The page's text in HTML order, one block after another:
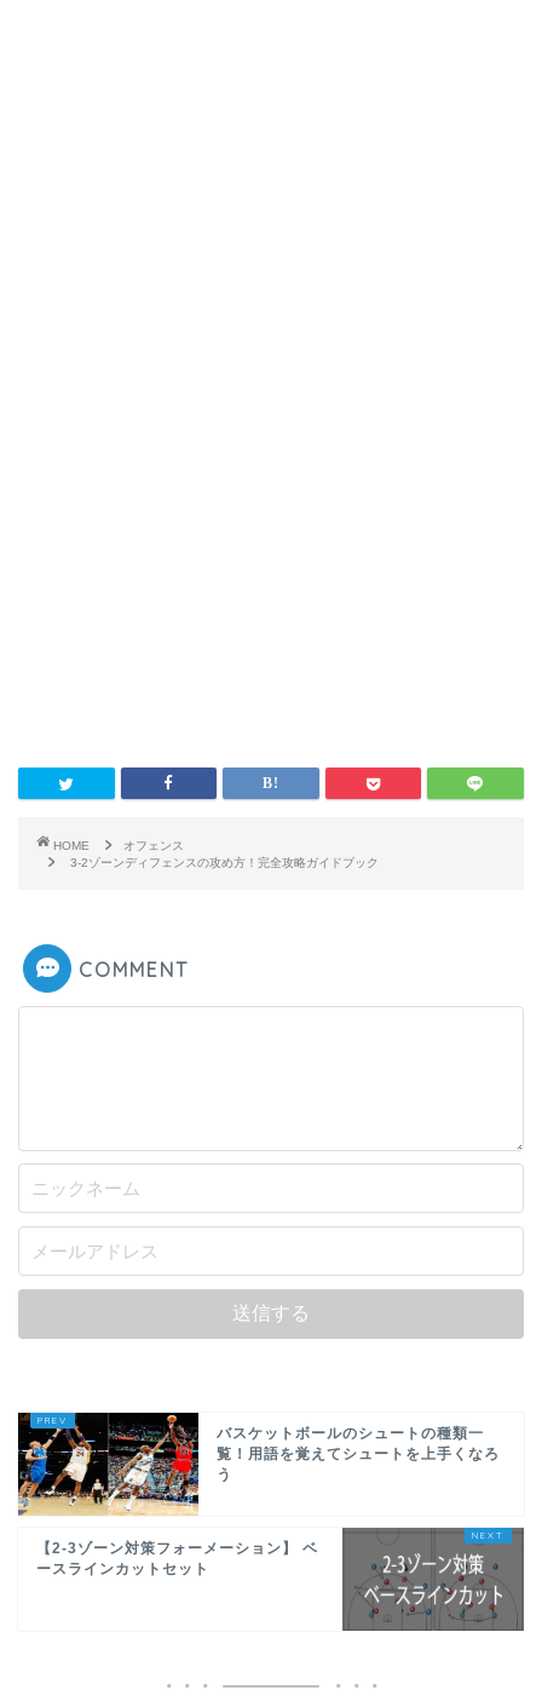
HOME
オフェンス
3-2ゾーンディフェンスの攻め方！完全攻略ガイドブック
COMMENT
バスケットボールのシュートの種類一
覧！用語を覚えてシュートを上手くなろ
う
【2-3ゾーン対策フォーメーション】 ベ
ースラインカットセット